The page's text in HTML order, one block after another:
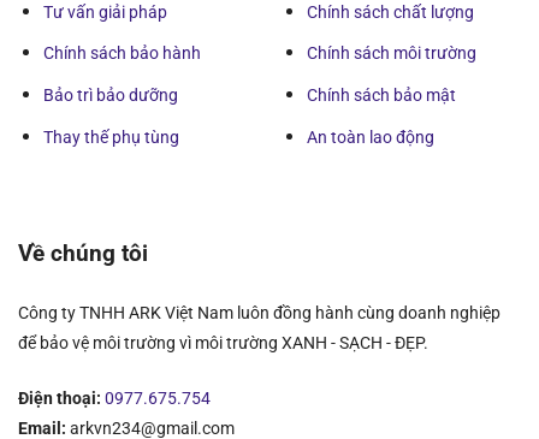
Tư vấn giải pháp
Chính sách bảo hành
Bảo trì bảo dưỡng
Thay thế phụ tùng
Chính sách chất lượng
Chính sách môi trường
Chính sách bảo mật
An toàn lao động
Về chúng tôi
Công ty TNHH ARK Việt Nam luôn đồng hành cùng doanh nghiệp
để bảo vệ môi trường vì môi trường XANH - SẠCH - ĐẸP.
Điện thoại: 0977.675.754
Email: arkvn234@gmail.com